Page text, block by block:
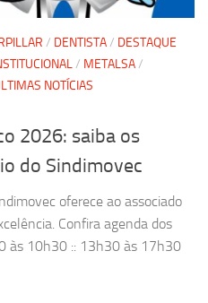
/ DENTISTA/ DESTAQUE
/ METALSA/
NOTÍCIAS
2026: saiba os
do Sindimovec
oferece ao associado
Confira agenda dos
às 10h30 :: 13h30 às 17h30